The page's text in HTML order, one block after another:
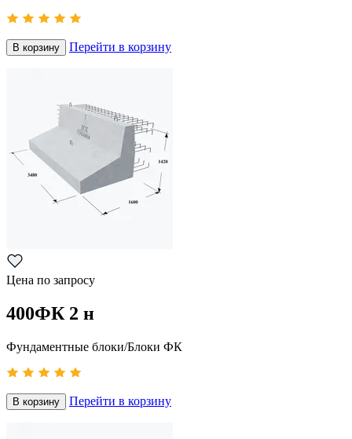
В корзину Перейти в корзину
Цена по запросу
400ФК 2 н
Фундаментные блоки/Блоки ФК
В корзину Перейти в корзину